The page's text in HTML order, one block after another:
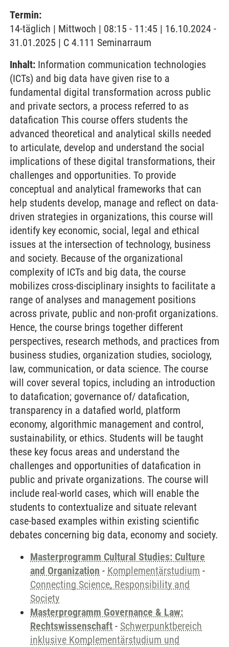
Termin:
14-täglich | Mittwoch | 08:15 - 11:45 | 16.10.2024 -
31.01.2025 | C 4.111 Seminarraum
Inhalt: Information communication technologies
(ICTs) and big data have given rise to a
fundamental digital transformation across public
and private sectors, a process referred to as
datafication This course offers students the
advanced theoretical and analytical skills needed
to articulate, develop and understand the social
implications of these digital transformations, their
challenges and opportunities. To provide
conceptual and analytical frameworks that can
help students develop, manage and reflect on data-
driven strategies in organizations, this course will
identify key economic, social, legal and ethical
issues at the intersection of technology, business
and society. Because of the organizational
complexity of ICTs and big data, the course
mobilizes cross-disciplinary insights to facilitate a
range of analyses and management positions
across private, public and non-profit organizations.
Hence, the course brings together different
perspectives, research methods, and practices from
business studies, organization studies, sociology,
law, communication, or data science. The course
will cover several topics, including an introduction
to datafication; governance of/ datafication,
transparency in a datafied world, platform
economy, algorithmic management and control,
sustainability, or ethics. Students will be taught
these key focus areas and understand the
challenges and opportunities of datafication in
public and private organizations. The course will
include real-world cases, which will enable the
students to contextualize and situate relevant
case-based examples within existing scientific
debates concerning big data, economy and society.
Masterprogramm Cultural Studies: Culture
and Organization - Komplementärstudium -
Connecting Science, Responsibility and
Society
Masterprogramm Governance & Law:
Rechtswissenschaft - Schwerpunktbereich
inklusive Komplementärstudium und